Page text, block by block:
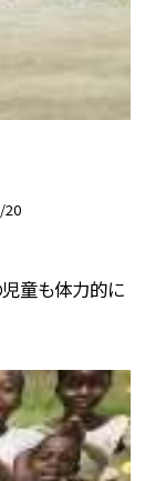
20
童も体力的に